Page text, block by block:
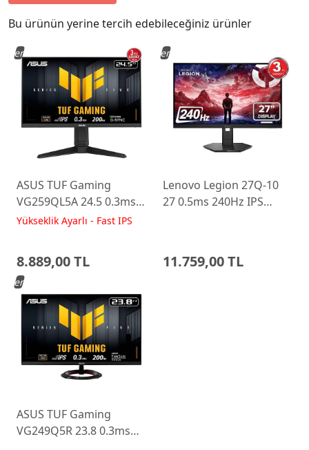
Bu ürünün yerine tercih edebileceğiniz ürünler
ASUS TUF Gaming
VG259QL5A 24.5 0.3ms
200Hz Fast IPS Yükseklik
Yükseklik Ayarlı - Fast IPS
8.889,00 TL
Yeni
Lenovo Legion 27Q-10
27 0.5ms 240Hz IPS
11.759,00 TL
Yeni
ASUS TUF Gaming
VG249Q5R 23.8 0.3ms
Yeni